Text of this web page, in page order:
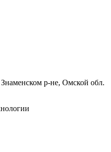
р-не, Омской обл.